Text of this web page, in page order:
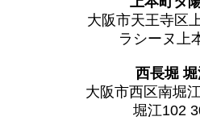
大阪市天王寺区
ラシーヌ上
西長堀
大阪市西区南堀
堀江102